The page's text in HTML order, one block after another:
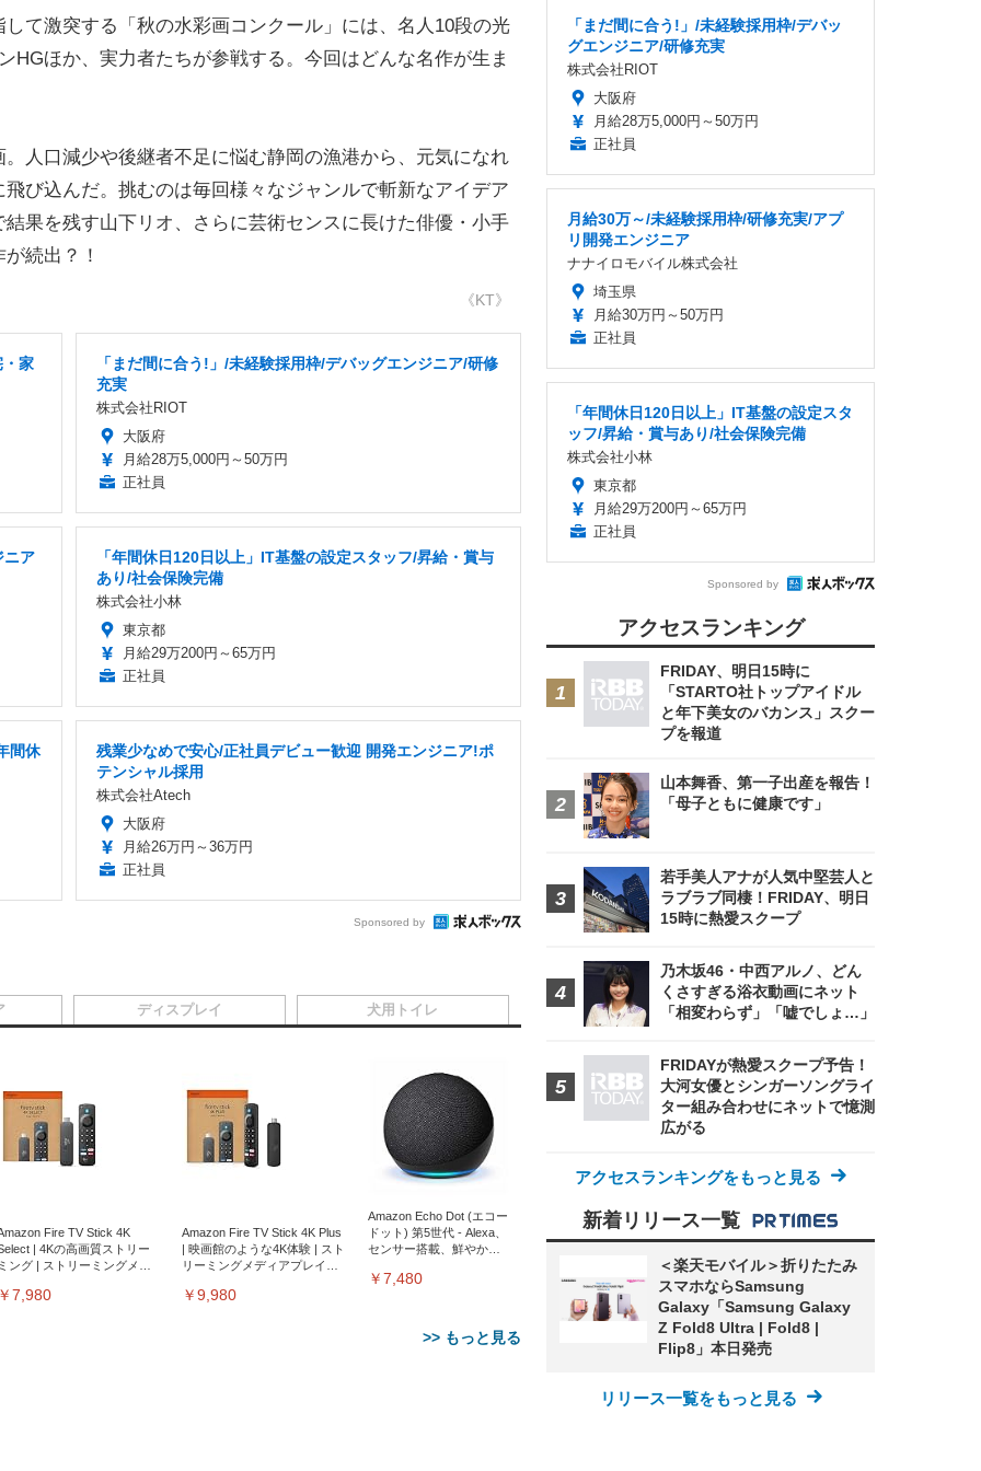
て激突する「秋の水彩画コンクール」には、名人10段の光
HGほか、実力者たちが参戦する。今回はどんな名作が生ま
人口減少や後継者不足に悩む静岡の漁港から、元気になれ
び込んだ。挑むのは毎回様々なジャンルで斬新なアイデア
果を残す山下リオ、さらに芸術センスに長けた俳優・小手
続出？！
《KT》
家
「まだ間に合う!」/未経験採用枠/デバッグエンジニア/研修
充実
株式会社RIOT
大阪府
月給28万5,000円～50万円
正社員
ニア
「年間休日120日以上」IT基盤の設定スタッフ/昇給・賞与
あり/社会保険完備
株式会社小林
東京都
月給29万200円～65万円
正社員
間休
残業少なめで安心/正社員デビュー歓迎 開発エンジニア!ポ
テンシャル採用
株式会社Atech
大阪府
月給26万円～36万円
正社員
Sponsored by
Fire TV Stick 4K
| 4Kの高画質ストリー
ング | ストリーミングメデ
7,980
Amazon Fire TV Stick 4K Plus
| 映画館のような4K体験 | スト
リーミングメディアプレイヤ
￥9,980
Amazon Echo Dot (エコー
ドット) 第5世代 - Alexa、
センサー搭載、鮮やかな
￥7,480
>> もっと見る
ディスプレイ 犬用トイレ
「まだ間に合う!」/未経験採用枠/デバッ
グエンジニア/研修充実
株式会社RIOT
大阪府
月給28万5,000円～50万円
正社員
月給30万～/未経験採用枠/研修充実/アプ
リ開発エンジニア
ナナイロモバイル株式会社
埼玉県
月給30万円～50万円
正社員
「年間休日120日以上」IT基盤の設定スタ
ッフ/昇給・賞与あり/社会保険完備
株式会社小林
東京都
月給29万200円～65万円
正社員
Sponsored by
アクセスランキング
FRIDAY、明日15時に
「STARTO社トップアイドル
と年下美女のバカンス」スクー
プを報道
山本舞香、第一子出産を報告！
「母子ともに健康です」
若手美人アナが人気中堅芸人と
ラブラブ同棲！FRIDAY、明日
15時に熱愛スクープ
乃木坂46・中西アルノ、どん
くさすぎる浴衣動画にネット
「相変わらず」「嘘でしょ…」
FRIDAYが熱愛スクープ予告！
大河女優とシンガーソングライ
ター組み合わせにネットで憶測
広がる
アクセスランキングをもっと見る
新着リリース一覧
＜楽天モバイル＞折りたたみ
スマホならSamsung
Galaxy「Samsung Galaxy
Z Fold8 Ultra | Fold8 |
Flip8」本日発売
リリース一覧をもっと見る